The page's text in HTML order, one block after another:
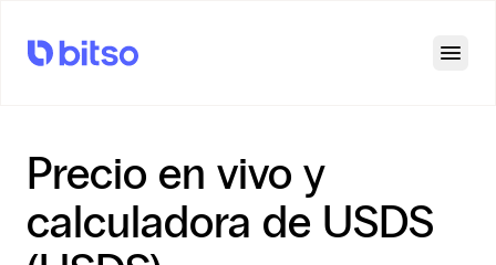
Precio en vivo y
calculadora de USDS